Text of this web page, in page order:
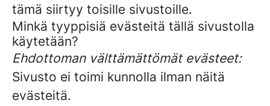
tämä siirtyy toisille sivustoille.
Minkä tyyppisiä evästeitä tällä sivustolla
käytetään?
Ehdottoman välttämättömät evästeet:
Sivusto ei toimi kunnolla ilman näitä
evästeitä.